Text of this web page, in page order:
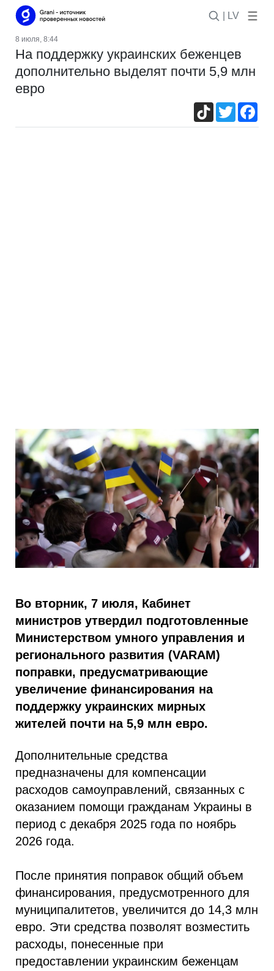
| LV
8 июля, 8:44
На поддержку украинских беженцев
дополнительно выделят почти 5,9 млн
евро
TikTokTwitter
Во вторник, 7 июля, Кабинет
министров утвердил подготовленные
Министерством умного управления и
регионального развития (VARAM)
поправки, предусматривающие
увеличение финансирования на
поддержку украинских мирных
жителей почти на 5,9 млн евро.
Дополнительные средства
предназначены для компенсации
расходов самоуправлений, связанных с
оказанием помощи гражданам Украины в
период с декабря 2025 года по ноябрь
2026 года.
После принятия поправок общий объем
финансирования, предусмотренного для
муниципалитетов, увеличится до 14,3 млн
евро. Эти средства позволят возместить
расходы, понесенные при
предоставлении украинским беженцам